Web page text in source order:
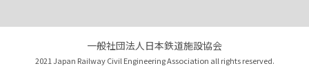
一般社団法人日本鉄道施設協会
2021 Japan Railway Civil Engineering Association all rights reserved.